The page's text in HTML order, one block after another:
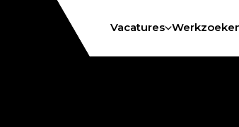
Vacatures